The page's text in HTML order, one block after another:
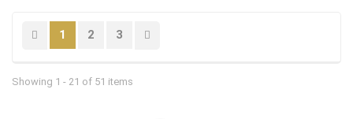
1 2 3
Showing 1 - 21 of 51 items